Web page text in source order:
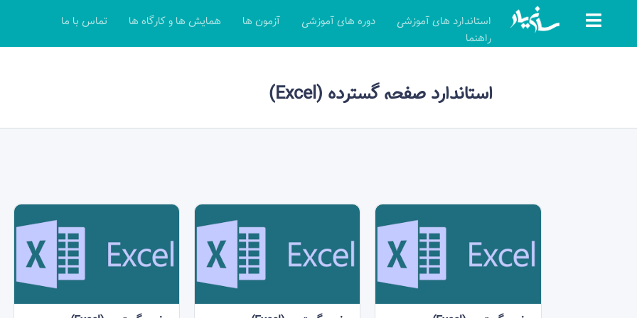
استاندارد های آموزشی دوره های آموزشی آزمون ها همایش ها و کارگاه ها
تماس با ما
راهنما
استاندارد صفحه گسترده (Excel)